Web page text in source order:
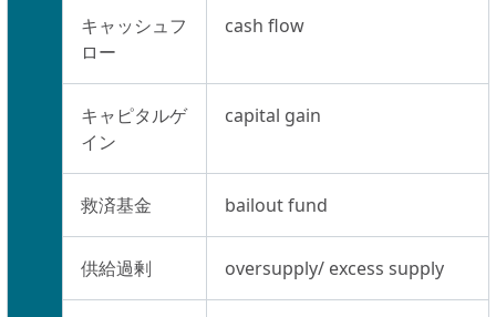
キャッシュフ
ロー
cash flow
キャピタルゲ
イン
capital gain
救済基金 bailout fund
供給過剰 oversupply/ excess supply